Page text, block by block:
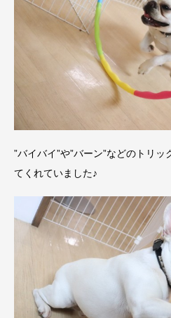
”バイバイ”や”バーン”などのトリ
てくれていました♪